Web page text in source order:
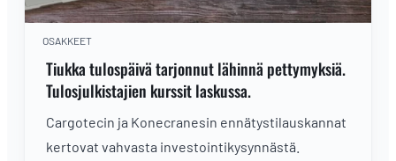
OSAKKEET
Tiukka tulospäivä tarjonnut lähinnä pettymyksiä.
Tulosjulkistajien kurssit laskussa.
Cargotecin ja Konecranesin ennätystilauskannat
kertovat vahvasta investointikysynnästä.